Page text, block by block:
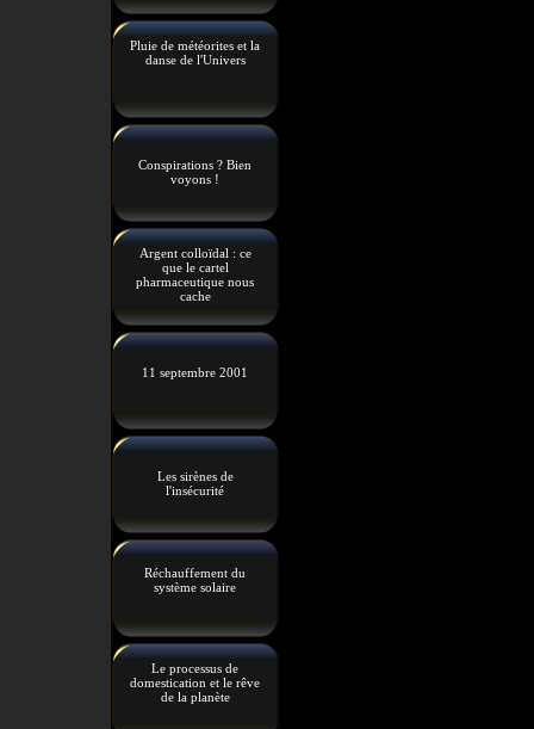
Pluie de météorites et la
danse de l'Univers
Conspirations ? Bien
voyons !
Argent colloïdal : ce
que le cartel
pharmaceutique nous
cache
11 septembre 2001
Les sirènes de
l'insécurité
Réchauffement du
système solaire
Le processus de
domestication et le rêve
de la planète